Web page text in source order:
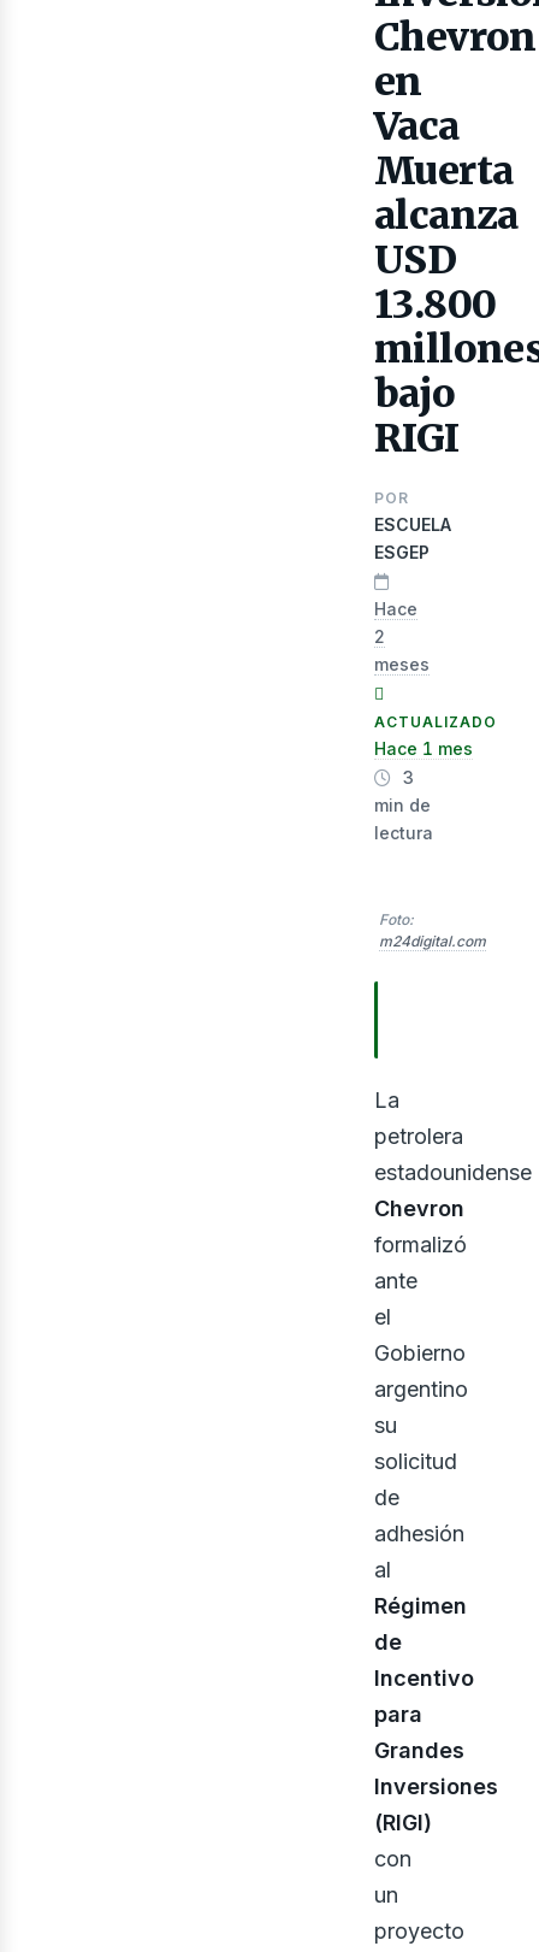
Chevron
en
Vaca
Muerta
alcanza
USD
13.800
bajo
RIGI
POR
ESCUELA
ESGEP
Hace
2
meses
ACTUALIZADO
Hace 1 mes
3
min de
lectura
Foto:
m24digital.com
La
petrolera
estadounidense
Chevron
formalizó
ante
el
Gobierno
argentino
su
solicitud
de
adhesión
al
Régimen
de
Incentivo
para
Grandes
Inversiones
(RIGI)
con
un
proyecto